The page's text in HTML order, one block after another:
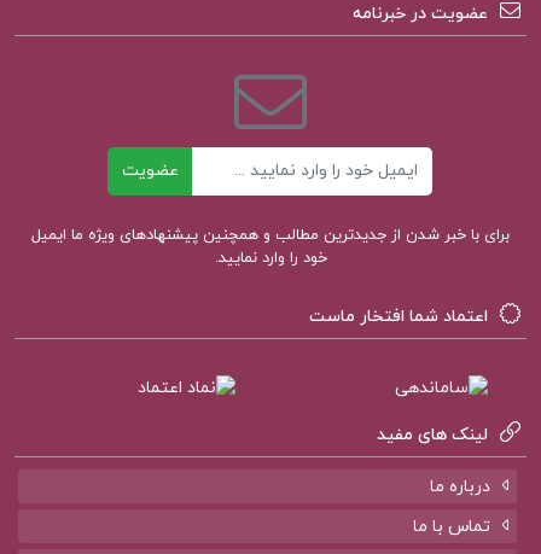
کتاب الکترونیکی آشنایی با هنر در
کتاب آناتومی عمومی علی والیانی
عضویت در خبرنامه
عضویت
برای با خبر شدن از جدیدترین مطالب و همچنین پیشنهادهای ویژه ما ایمیل
خود را وارد نمایید.
اعتماد شما افتخار ماست
لینک های مفید
درباره ما
تماس با ما